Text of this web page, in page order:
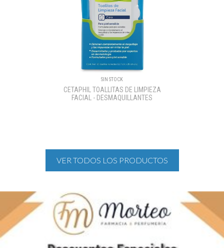
SIN STOCK
CETAPHIL TOALLITAS DE LIMPIEZA
FACIAL - DESMAQUILLANTES
VER TODOS LOS PRODUCTOS